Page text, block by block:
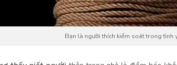
Bạn là người thích kiểm soát trong tình